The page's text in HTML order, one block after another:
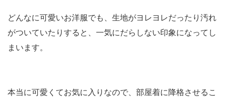
どんなに可愛いお洋服でも、生地がヨレヨレだったり汚れ
がついていたりすると、一気にだらしない印象になってし
まいます。
本当に可愛くてお気に入りなので、部屋着に降格させるこ